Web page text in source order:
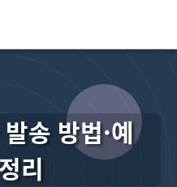
송 방법·예
리